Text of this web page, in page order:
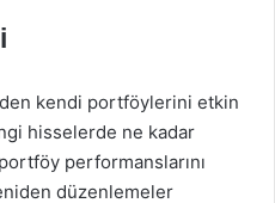
kendi portföylerini etkin
hisselerde ne kadar
performanslarını
düzenlemeler